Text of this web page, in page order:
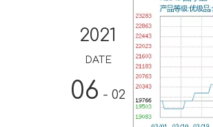
2021
DATE
06 - 02